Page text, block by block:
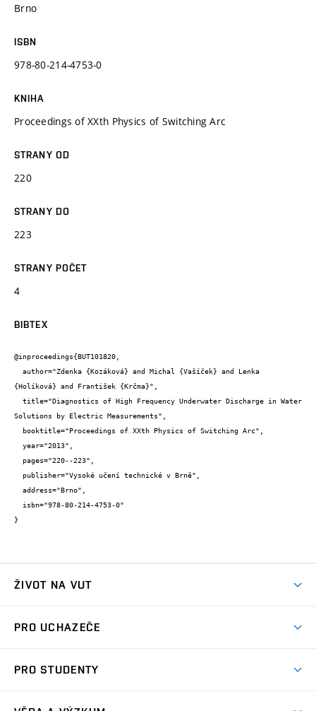
Brno
ISBN
978-80-214-4753-0
KNIHA
Proceedings of XXth Physics of Switching Arc
STRANY OD
220
STRANY DO
223
STRANY POČET
4
BIBTEX
@inproceedings{BUT101820,
{Holíková} and František {Krčma}",
Solutions by Electric Measurements",
}
ŽIVOT NA VUT
Koleje
PRO UCHAZEČE
Dny otevřených dveří
PRO STUDENTY